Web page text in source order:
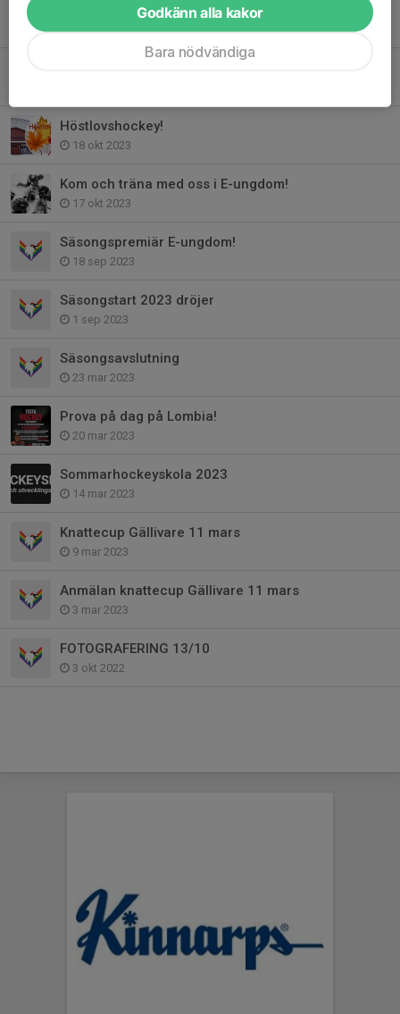
E ungdoms foton har kommit
27 okt 2024
Höstlovshockey!
18 okt 2023
Kom och träna med oss i E-ungdom!
17 okt 2023
Säsongspremiär E-ungdom!
18 sep 2023
Säsongstart 2023 dröjer
1 sep 2023
Säsongsavslutning
23 mar 2023
Prova på dag på Lombia!
20 mar 2023
Sommarhockeyskola 2023
14 mar 2023
Knattecup Gällivare 11 mars
9 mar 2023
Anmälan knattecup Gällivare 11 mars
3 mar 2023
FOTOGRAFERING 13/10
3 okt 2022
Godkänn alla kakor
Bara nödvändiga